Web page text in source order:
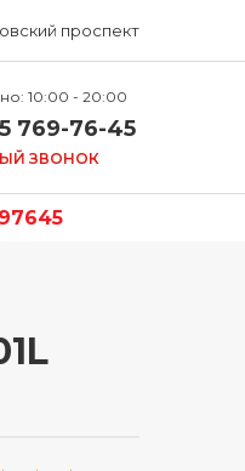
проспект
10:00 - 20:00
769-76-45
ЗВОНОК